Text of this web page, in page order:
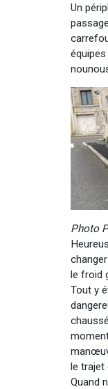
Un
Photo
le froid
Tout y
le trajet
Quand